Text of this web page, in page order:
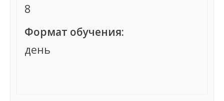
8
Формат обучения:
день